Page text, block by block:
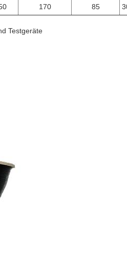
170 85
Testgeräte